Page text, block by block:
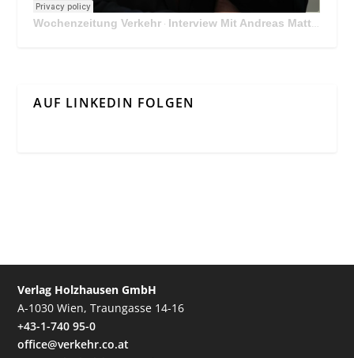
Wochenzeitung Verkehr · Interview Mit Andreas Matthä, CEO der ÖBB Holding
AUF LINKEDIN FOLGEN
Verlag Holzhausen GmbH
A-1030 Wien, Traungasse 14-16
+43-1-740 95-0
office@verkehr.co.at